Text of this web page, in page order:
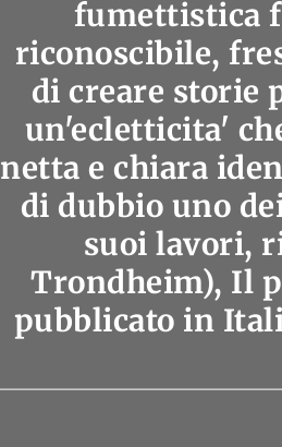
fumettistica
riconoscibile,
di creare storie
un'ecletticita'
netta e chiara
di dubbio uno
suoi lavori,
Trondheim), Il
pubblicato in